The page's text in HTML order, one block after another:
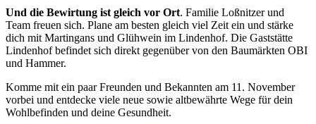
Und die Bewirtung ist gleich vor Ort. Familie Loßnitzer und
Team freuen sich. Plane am besten gleich viel Zeit ein und stärke
dich mit Martingans und Glühwein im Lindenhof. Die Gaststätte
Lindenhof befindet sich direkt gegenüber von den Baumärkten OBI
und Hammer.
Komme mit ein paar Freunden und Bekannten am 11. November
vorbei und entdecke viele neue sowie altbewährte Wege für dein
Wohlbefinden und deine Gesundheit.